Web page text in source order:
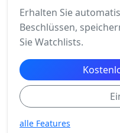
Erhalten Sie
Beschlüssen,
Sie Watchlists.
alle Features